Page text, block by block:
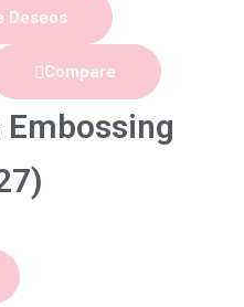
Deseos
Compare
Embossing